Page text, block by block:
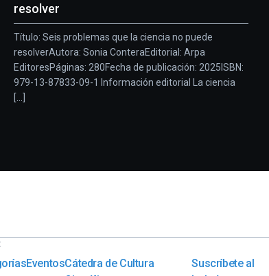
resolver
Título: Seis problemas que la ciencia no puede
resolverAutora: Sonia ConteraEditorial: Arpa
EditoresPáginas: 280Fecha de publicación: 2025ISBN:
979-13-87833-09-1 Información editorial La ciencia
[...]
EventosCátedra de Cultura
Suscríbete al